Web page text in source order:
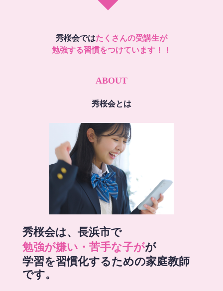
秀桜会ではたくさんの受講生が
勉強する習慣をつけています！！
ABOUT
秀桜会とは
秀桜会は、長浜市で
勉強が嫌い・苦手な子がが
学習を習慣化するための家庭教師
です。